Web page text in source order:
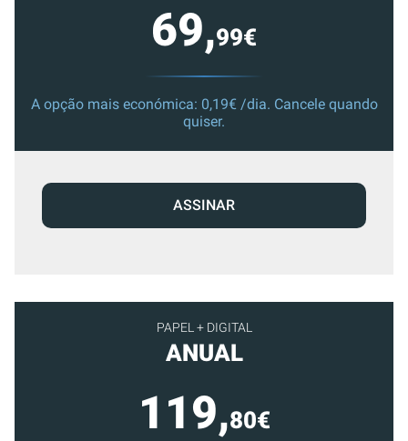
PAPEL + DIGITAL
ANUAL
119,80€
69,99€
A opção mais económica: 0,19€ /dia. Cancele quando
quiser.
ASSINAR